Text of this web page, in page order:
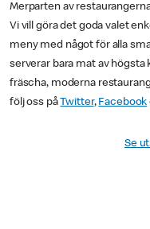
Merparten av
Vi vill göra det goda valet
meny med något för alla
serverar bara mat av
fräscha, moderna
följ oss påTwitter, Facebook
Se